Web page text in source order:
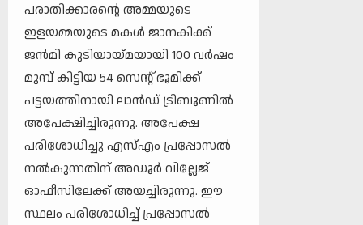
പരാതിക്കാരന്റെ അമ്മയുടെ
ഇളയമ്മയുടെ മകള്‍ ജാനകിക്ക്
ജന്‍മി കുടിയായ്മയായി 100 വര്‍ഷം
മുമ്പ് കിട്ടിയ 54 സെന്റ് ഭൂമിക്ക്
പട്ടയത്തിനായി ലാന്‍ഡ് ട്രിബൂണില്‍
അപേക്ഷിച്ചിരുന്നു. അപേക്ഷ
പരിശോധിച്ചു എസ്എം പ്രപ്പോസല്‍
നല്‍കുന്നതിന് അഡൂര്‍ വില്ലേജ്
ഓഫീസിലേക്ക് അയച്ചിരുന്നു. ഈ
സ്ഥലം പരിശോധിച്ച് പ്രപ്പോസല്‍